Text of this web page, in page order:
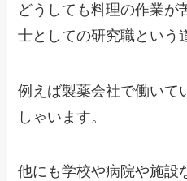
どうしても料理の作業が
士としての研究職という
例えば製薬会社で働いて
しゃいます。
他にも学校や病院や施設